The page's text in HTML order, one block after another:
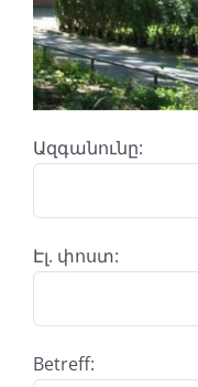
Ազգանունը:
Էլ. փոստ:
Betreff: